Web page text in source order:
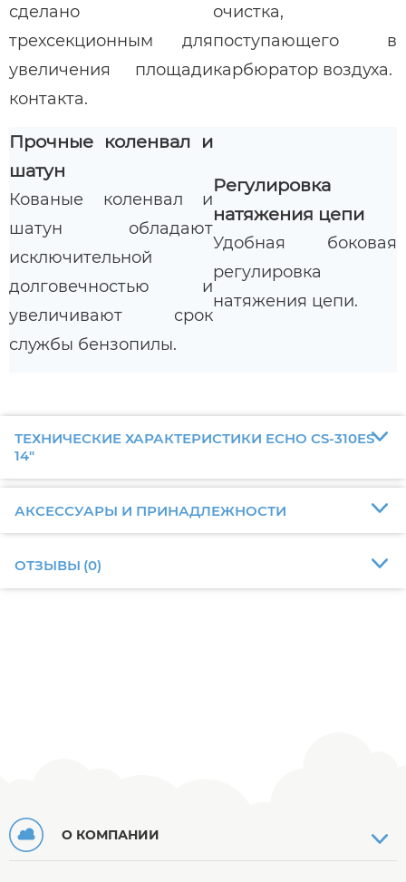
сделано
трехсекционным для
увеличения площади
контакта.
очистка,
поступающего в
карбюратор воздуха.
Прочные коленвал и
шатун
Кованые коленвал и
шатун обладают
исключительной
долговечностью и
увеличивают срок
службы бензопилы.
Регулировка
натяжения цепи
Удобная боковая
регулировка
натяжения цепи.
ТЕХНИЧЕСКИЕ ХАРАКТЕРИСТИКИ ECHO CS-310ES
14"
АКСЕССУАРЫ И ПРИНАДЛЕЖНОСТИ
ОТЗЫВЫ (0)
О КОМПАНИИ